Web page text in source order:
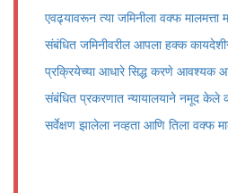
एवढ्यावरून त्या जमिनीला वक्फ मालमत्ता
संबंधित जमिनीवरील आपला हक्क
प्रक्रियेच्या आधारे सिद्ध करणे आवश्यक
संबंधित प्रकरणात न्यायालयाने नमूद केले
सर्वेक्षण झालेला नव्हता आणि तिला वक्फ